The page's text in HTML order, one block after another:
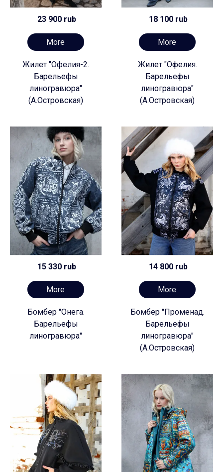
23 900 rub
More
Жилет "Офелия-2.
Барельефы
линогравюра"
(А.Островская)
18 100 rub
More
Жилет "Офелия.
Барельефы
линогравюра"
(А.Островская)
15 330 rub
More
Бомбер "Онега.
Барельефы
линогравюра"
14 800 rub
More
Бомбер "Променад.
Барельефы
линогравюра"
(А.Островская)